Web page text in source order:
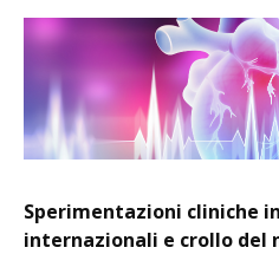
Sperimentazioni cliniche
internazionali e crollo del